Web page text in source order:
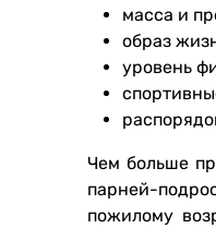
масса и
образ
уровень
Чем больше
парней-
пожилому